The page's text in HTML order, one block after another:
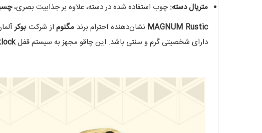
متریال دسته: چوب استفاده شده در دسته، علاوه بر جذابیت بصری،
MAGNUM Rustic نشان‌دهنده احترام برند مگنوماز شرکت بوکر
دارای شخصیتی گرم و سنتی باشد. این چاقو مجهز به سیستم قفل